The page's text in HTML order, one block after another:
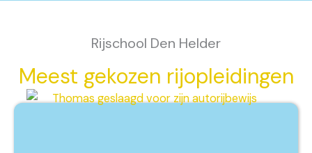
Rijschool Den Helder
Meest gekozen rijopleidingen